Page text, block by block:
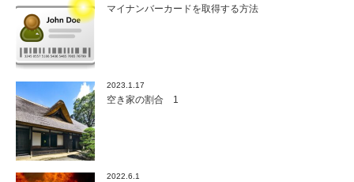
マイナンバーカードを取得する方法
2023.1.17
空き家の割合 1
2022.6.1